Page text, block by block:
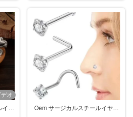
デオ
イヤ
Oem サージカルスチールイヤリ